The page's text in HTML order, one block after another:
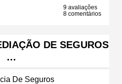
9 avaliações
8 comentários
DE SEGUROS
…
De Seguros